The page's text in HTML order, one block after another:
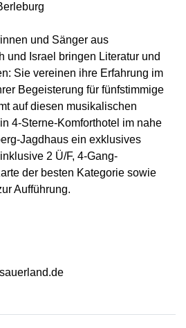
und Sänger aus
und Israel bringen Literatur und
Sie vereinen ihre Erfahrung im
Begeisterung für fünfstimmige
auf diesen musikalischen
4-Sterne-Komforthotel im nahe
Jagdhaus ein exklusives
2 Ü/F, 4-Gang-
der besten Kategorie sowie
Aufführung.